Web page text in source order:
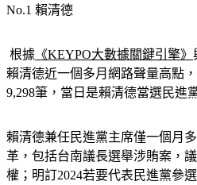
No.1 賴清德
根據 《KEYPO大數據關鍵引擎》
賴清德近一個多月網路聲量高點
9,298筆，當日是賴清德當選民進
賴清德兼任民進黨主席僅一個月
革，包括台南議長選舉涉賄案，
權；明訂2024若要代表民進黨參